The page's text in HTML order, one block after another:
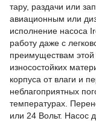
тару, раздачи или
авиационным или
исполнение насоса
работу даже с
преимуществам
износостойких
корпуса от влаги и
неблагоприятных
температурах.
или 24 Вольт. Насос